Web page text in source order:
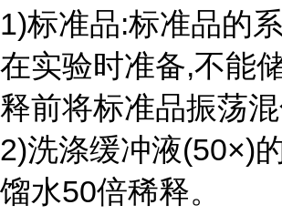
1)标准品:标准品的
在实验时准备,不能
释前将标准品振荡混
2)洗涤缓冲液(50×)
馏水50倍稀释。